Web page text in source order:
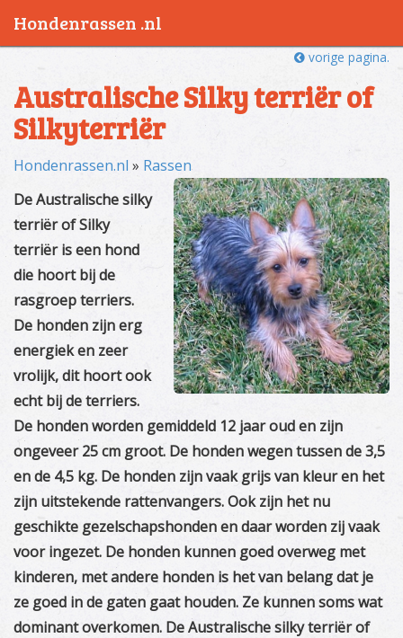
vorige pagina.
Australische Silky terriër of
Silkyterriër
Hondenrassen.nl » Rassen
De Australische silky
terriër of Silky
terriër is een hond
die hoort bij de
rasgroep terriers.
De honden zijn erg
energiek en zeer
vrolijk, dit hoort ook
echt bij de terriers.
De honden worden gemiddeld 12 jaar oud en zijn
ongeveer 25 cm groot. De honden wegen tussen de 3,5
en de 4,5 kg. De honden zijn vaak grijs van kleur en het
zijn uitstekende rattenvangers. Ook zijn het nu
geschikte gezelschapshonden en daar worden zij vaak
voor ingezet. De honden kunnen goed overweg met
kinderen, met andere honden is het van belang dat je
ze goed in de gaten gaat houden. Ze kunnen soms wat
dominant overkomen. De Australische silky terriër of
Hondenrassen .nl